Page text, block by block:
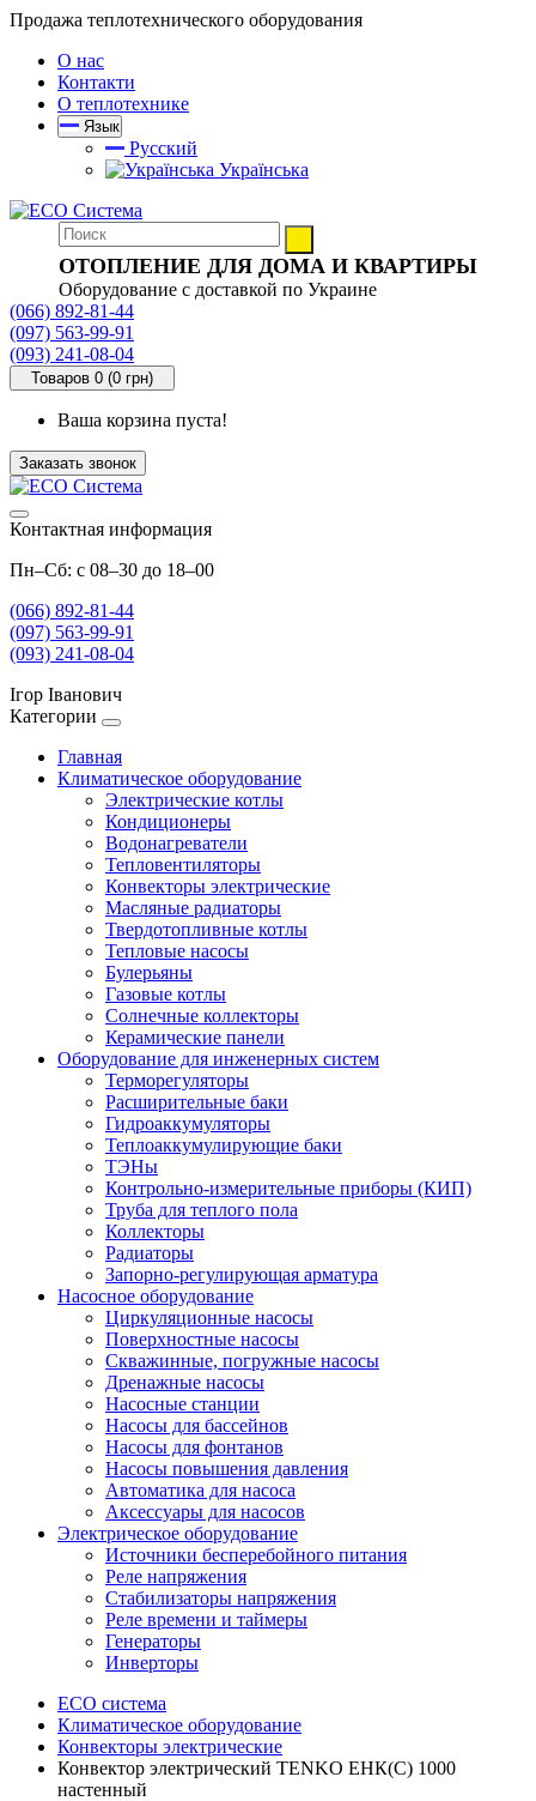
Продажа теплотехнического оборудования
О нас
Контакти
О теплотехнике
Язык
Русский
Українська
ОТОПЛЕНИЕ ДЛЯ ДОМА И КВАРТИРЫ
Оборудование с доставкой по Украине
(066) 892-81-44
(097) 563-99-91
(093) 241-08-04
Товаров 0 (0 грн)
Ваша корзина пуста!
Заказать звонок
Контактная информация
Пн–Сб: с 08–30 до 18–00
(066) 892-81-44
(097) 563-99-91
(093) 241-08-04
Ігор Іванович
Категории
Главная
Климатическое оборудование
Электрические котлы
Кондиционеры
Водонагреватели
Тепловентиляторы
Конвекторы электрические
Масляные радиаторы
Твердотопливные котлы
Тепловые насосы
Булерьяны
Газовые котлы
Солнечные коллекторы
Керамические панели
Оборудование для инженерных систем
Терморегуляторы
Расширительные баки
Гидроаккумуляторы
Теплоаккумулирующие баки
ТЭНы
Контрольно-измерительные приборы (КИП)
Труба для теплого пола
Коллекторы
Радиаторы
Запорно-регулирующая арматура
Насосное оборудование
Циркуляционные насосы
Поверхностные насосы
Скважинные, погружные насосы
Дренажные насосы
Насосные станции
Насосы для бассейнов
Насосы для фонтанов
Насосы повышения давления
Автоматика для насоса
Аксессуары для насосов
Электрическое оборудование
Источники бесперебойного питания
Реле напряжения
Стабилизаторы напряжения
Реле времени и таймеры
Генераторы
Инверторы
ECO система
Климатическое оборудование
Конвекторы электрические
Конвектор электрический TENKO ЕНК(С) 1000
настенный